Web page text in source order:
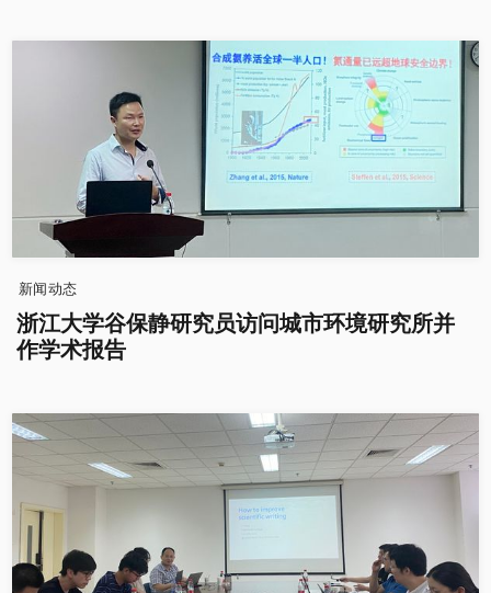
新闻动态
浙江大学谷保静研究员访问城市环境研究所并
作学术报告